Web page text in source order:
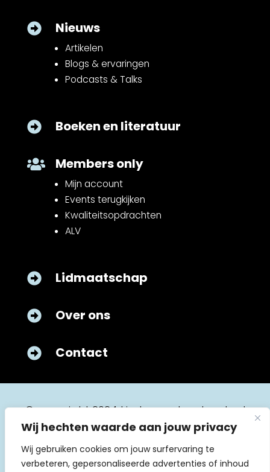
Wij hechten waarde aan jouw privacy
Wij gebruiken cookies om jouw surfervaring te
verbeteren, gepersonaliseerde advertenties of inhoud
 Nieuws
Artikelen
Blogs & ervaringen
Podcasts & Talks
 Boeken en literatuur
 Members only
Mijn account
Events terugkijken
Kwaliteitsopdrachten
ALV
 Lidmaatschap
 Over ons
 Contact
© copyright 2024 kinderverpleegkunde.nl